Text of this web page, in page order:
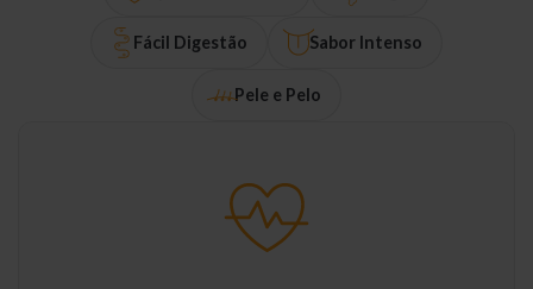
Fácil Digestão Sabor Intenso
Pele e Pelo